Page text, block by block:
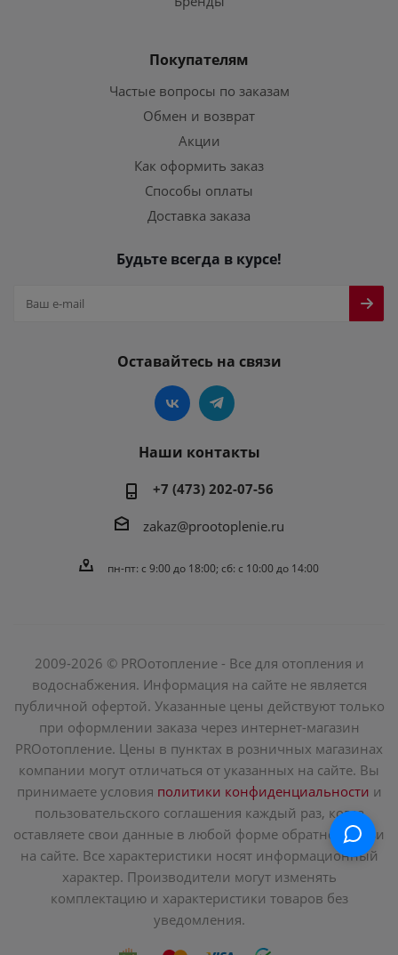
Покупателям
Частые вопросы по заказам
Обмен и возврат
Акции
Как оформить заказ
Способы оплаты
Доставка заказа
Будьте всегда в курсе!
Оставайтесь на связи
Наши контакты
+7 (473) 202-07-56
zakaz@prootoplenie.ru
пн-пт: c 9:00 до 18:00; сб: с 10:00 до 14:00
2009-2026 © PROотопление - Все для отопления и
водоснабжения. Информация на сайте не является
публичной офертой. Указанные цены действуют только
при оформлении заказа через интернет-магазин
PROотопление. Цены в пунктах в розничных магазинах
компании могут отличаться от указанных на сайте. Вы
принимаете условия политики конфиденциальности и
пользовательского соглашения каждый раз, когда
оставляете свои данные в любой форме обратной связи
на сайте. Все характеристики носят информационный
характер. Производители могут изменять
комплектацию и характеристики товаров без
уведомления.